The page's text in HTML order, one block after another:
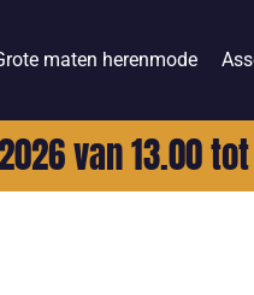
maten herenmode
van 13.00